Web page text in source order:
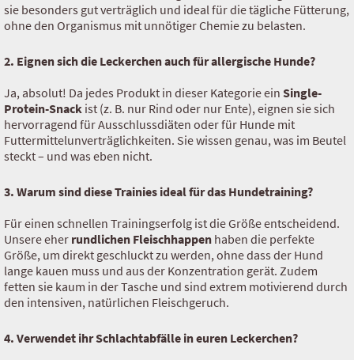
sie besonders gut verträglich und ideal für die tägliche Fütterung,
ohne den Organismus mit unnötiger Chemie zu belasten.
2. Eignen sich die Leckerchen auch für allergische Hunde?
Ja, absolut! Da jedes Produkt in dieser Kategorie ein Single-
Protein-Snack ist (z. B. nur Rind oder nur Ente), eignen sie sich
hervorragend für Ausschlussdiäten oder für Hunde mit
Futtermittelunverträglichkeiten. Sie wissen genau, was im Beutel
steckt – und was eben nicht.
3. Warum sind diese Trainies ideal für das Hundetraining?
Für einen schnellen Trainingserfolg ist die Größe entscheidend.
Unsere eher rundlichen Fleischhappen haben die perfekte
Größe, um direkt geschluckt zu werden, ohne dass der Hund
lange kauen muss und aus der Konzentration gerät. Zudem
fetten sie kaum in der Tasche und sind extrem motivierend durch
den intensiven, natürlichen Fleischgeruch.
4. Verwendet ihr Schlachtabfälle in euren Leckerchen?